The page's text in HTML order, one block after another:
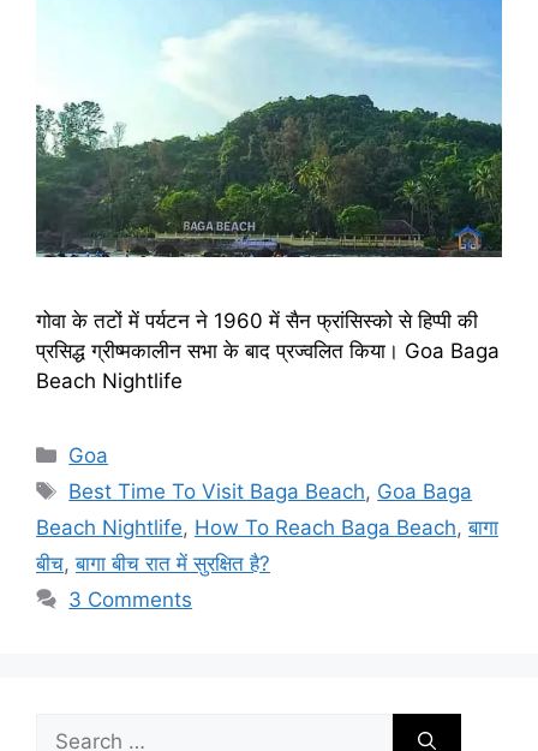
गोवा के तटों में पर्यटन ने 1960 में सैन फ्रांसिस्को से हिप्पी की
प्रसिद्ध ग्रीष्मकालीन सभा के बाद प्रज्वलित किया। Goa Baga
Beach Nightlife
Categories
Goa
Tags
Best Time To Visit Baga Beach, Goa Baga
Beach Nightlife, How To Reach Baga Beach,बागा
बीच,बागा बीच रात में सुरक्षित है?
3 Comments